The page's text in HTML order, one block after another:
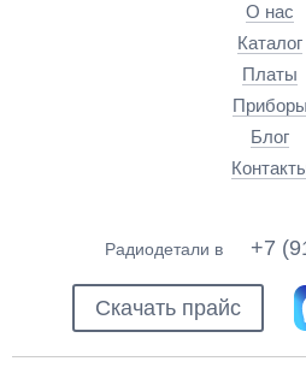
О нас
Каталог
Платы
Приборы
Блог
Радиодетали в +7
Скачать прайс